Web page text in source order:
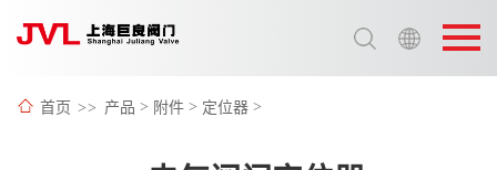
选择语言:
英语 / English
首页 >> 产品 > 附件 > 定位器 >